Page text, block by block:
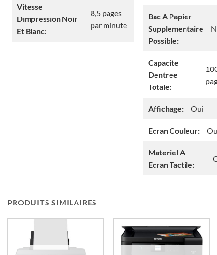
Vitesse
Dimpression Noir
Et Blanc:
8,5 pages
par minute
Bac A Papier
Supplementaire
Possible:
Capacite
Dentree
Totale:
Affichage: Oui
Ecran Couleur:
Materiel A
Ecran Tactile:
PRODUITS SIMILAIRES